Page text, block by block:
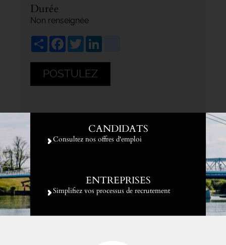
Durée
Non renseignée
ShareFacebook
Twitter
POSTULEZ
CANDIDATS
Consultez nos offres d'emploi
ENTREPRISES
Simplifiez vos processus de recrutement